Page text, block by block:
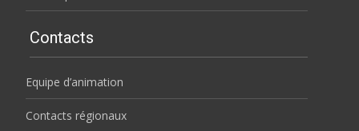
Contacts
Equipe d’animation
Contacts régionaux